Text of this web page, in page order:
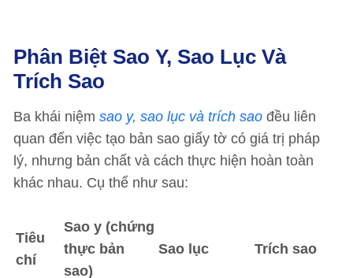
Phân Biệt Sao Y, Sao Lục Và
Trích Sao
Ba khái niệm sao y, sao lục và trích sao đều liên
quan đến việc tạo bản sao giấy tờ có giá trị pháp
lý, nhưng bản chất và cách thực hiện hoàn toàn
khác nhau. Cụ thể như sau:
Tiêu
chí
Sao y (chứng
thực bản
sao)
Sao lục Trích sao